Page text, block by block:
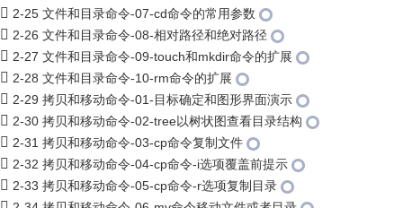
2-25 文件和目录命令-07-cd命令的常用参数
2-26 文件和目录命令-08-相对路径和绝对路径
2-27 文件和目录命令-09-touch和mkdir命令的扩展
2-28 文件和目录命令-10-rm命令的扩展
2-29 拷贝和移动命令-01-目标确定和图形界面演示
2-30 拷贝和移动命令-02-tree以树状图查看目录结构
2-31 拷贝和移动命令-03-cp命令复制文件
2-32 拷贝和移动命令-04-cp命令-i选项覆盖前提示
2-33 拷贝和移动命令-05-cp命令-r选项复制目录